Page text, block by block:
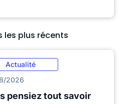
les plus récents
Actualité
2026
pensiez tout savoir